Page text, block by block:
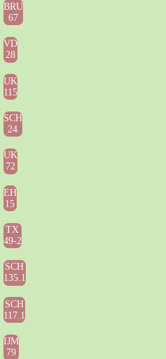
BRU
67
VD
28
UK
115
SCH
24
UK
72
EH
15
TX
49-2
SCH
135.1
SCH
117.1
IJM
79